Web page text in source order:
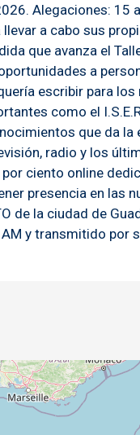
Alegaciones: 15
a cabo sus
que avanza el
a
escribir para
como el
que da la
radio y los
ciento online
presencia en las
de la ciudad de
AM y transmitido por